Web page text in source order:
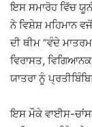
ਇਸ ਸਮਾਰੋਹ ਵਿੱਚ
ਨੇ ਵਿਸ਼ੇਸ਼ ਮਹਿਮਾਨ
ਦੀ ਥੀਮ “ਵੰਦੇ
ਵਿਰਾਸਤ,
ਯਾਤਰਾ ਨੂੰ
ਇਸ ਮੌਕੇ ਵਾਈਸ-